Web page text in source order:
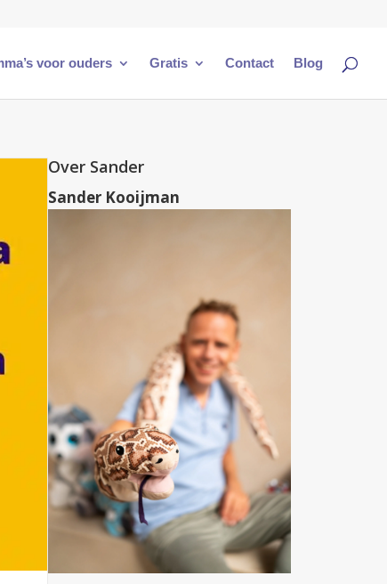
voor ouders Gratis Contact Blog
Over Sander
Sander Kooijman